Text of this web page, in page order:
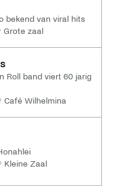
bekend van viral hits
Grote zaal
Roll band viert 60 jarig
Café Wilhelmina
Kleine Zaal